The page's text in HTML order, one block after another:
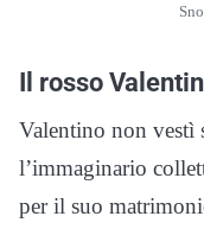
Il rosso
Valentino non vestì
l’immaginario
per il suo